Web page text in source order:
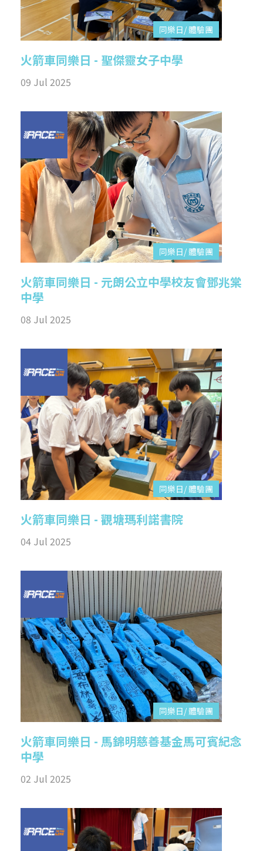
同樂日/ 體驗團
火箭車同樂日 - 聖傑靈女子中學
09 Jul 2025
同樂日/ 體驗團
火箭車同樂日 - 元朗公立中學校友會鄧兆棠
中學
08 Jul 2025
同樂日/ 體驗團
火箭車同樂日 - 觀塘瑪利諾書院
04 Jul 2025
同樂日/ 體驗團
火箭車同樂日 - 馬錦明慈善基金馬可賓紀念
中學
02 Jul 2025